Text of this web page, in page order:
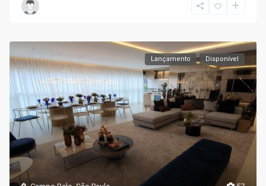
Lançamento Disponível